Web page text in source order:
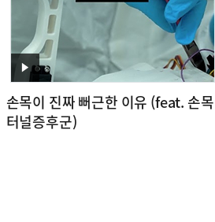
영
상
손목이 진짜 뻐근한 이유 (feat. 손목
터널증후군)